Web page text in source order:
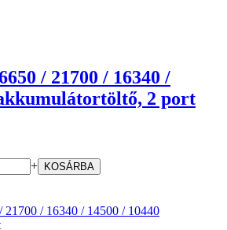
/ 21700 / 16340 /
2 port
+